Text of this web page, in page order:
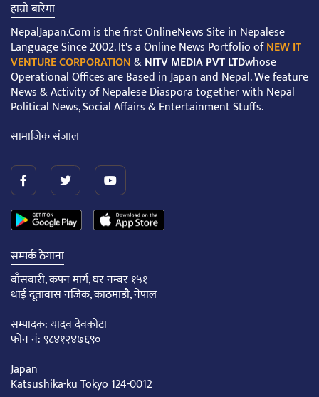
हाम्रो बारेमा
NepalJapan.Com is the first OnlineNews Site in Nepalese
Language Since 2002. It's a Online News Portfolio ofNEW IT
VENTURE CORPORATION&NITV MEDIA PVT LTDwhose
Operational Offices are Based in Japan and Nepal. We feature
News & Activity of Nepalese Diaspora together with Nepal
Political News, Social Affairs & Entertainment Stuffs.
सामाजिक संजाल
सम्पर्क ठेगाना
बाँसबारी, कपन मार्ग, घर नम्बर १५१
थाई दूतावास नजिक, काठमाडौं, नेपाल
सम्पादक: यादव देवकोटा
फोन नं: ९८४१२४७६९०
Japan
Katsushika-ku Tokyo 124-0012